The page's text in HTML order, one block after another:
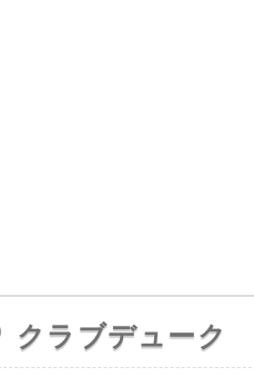
クラブデューク